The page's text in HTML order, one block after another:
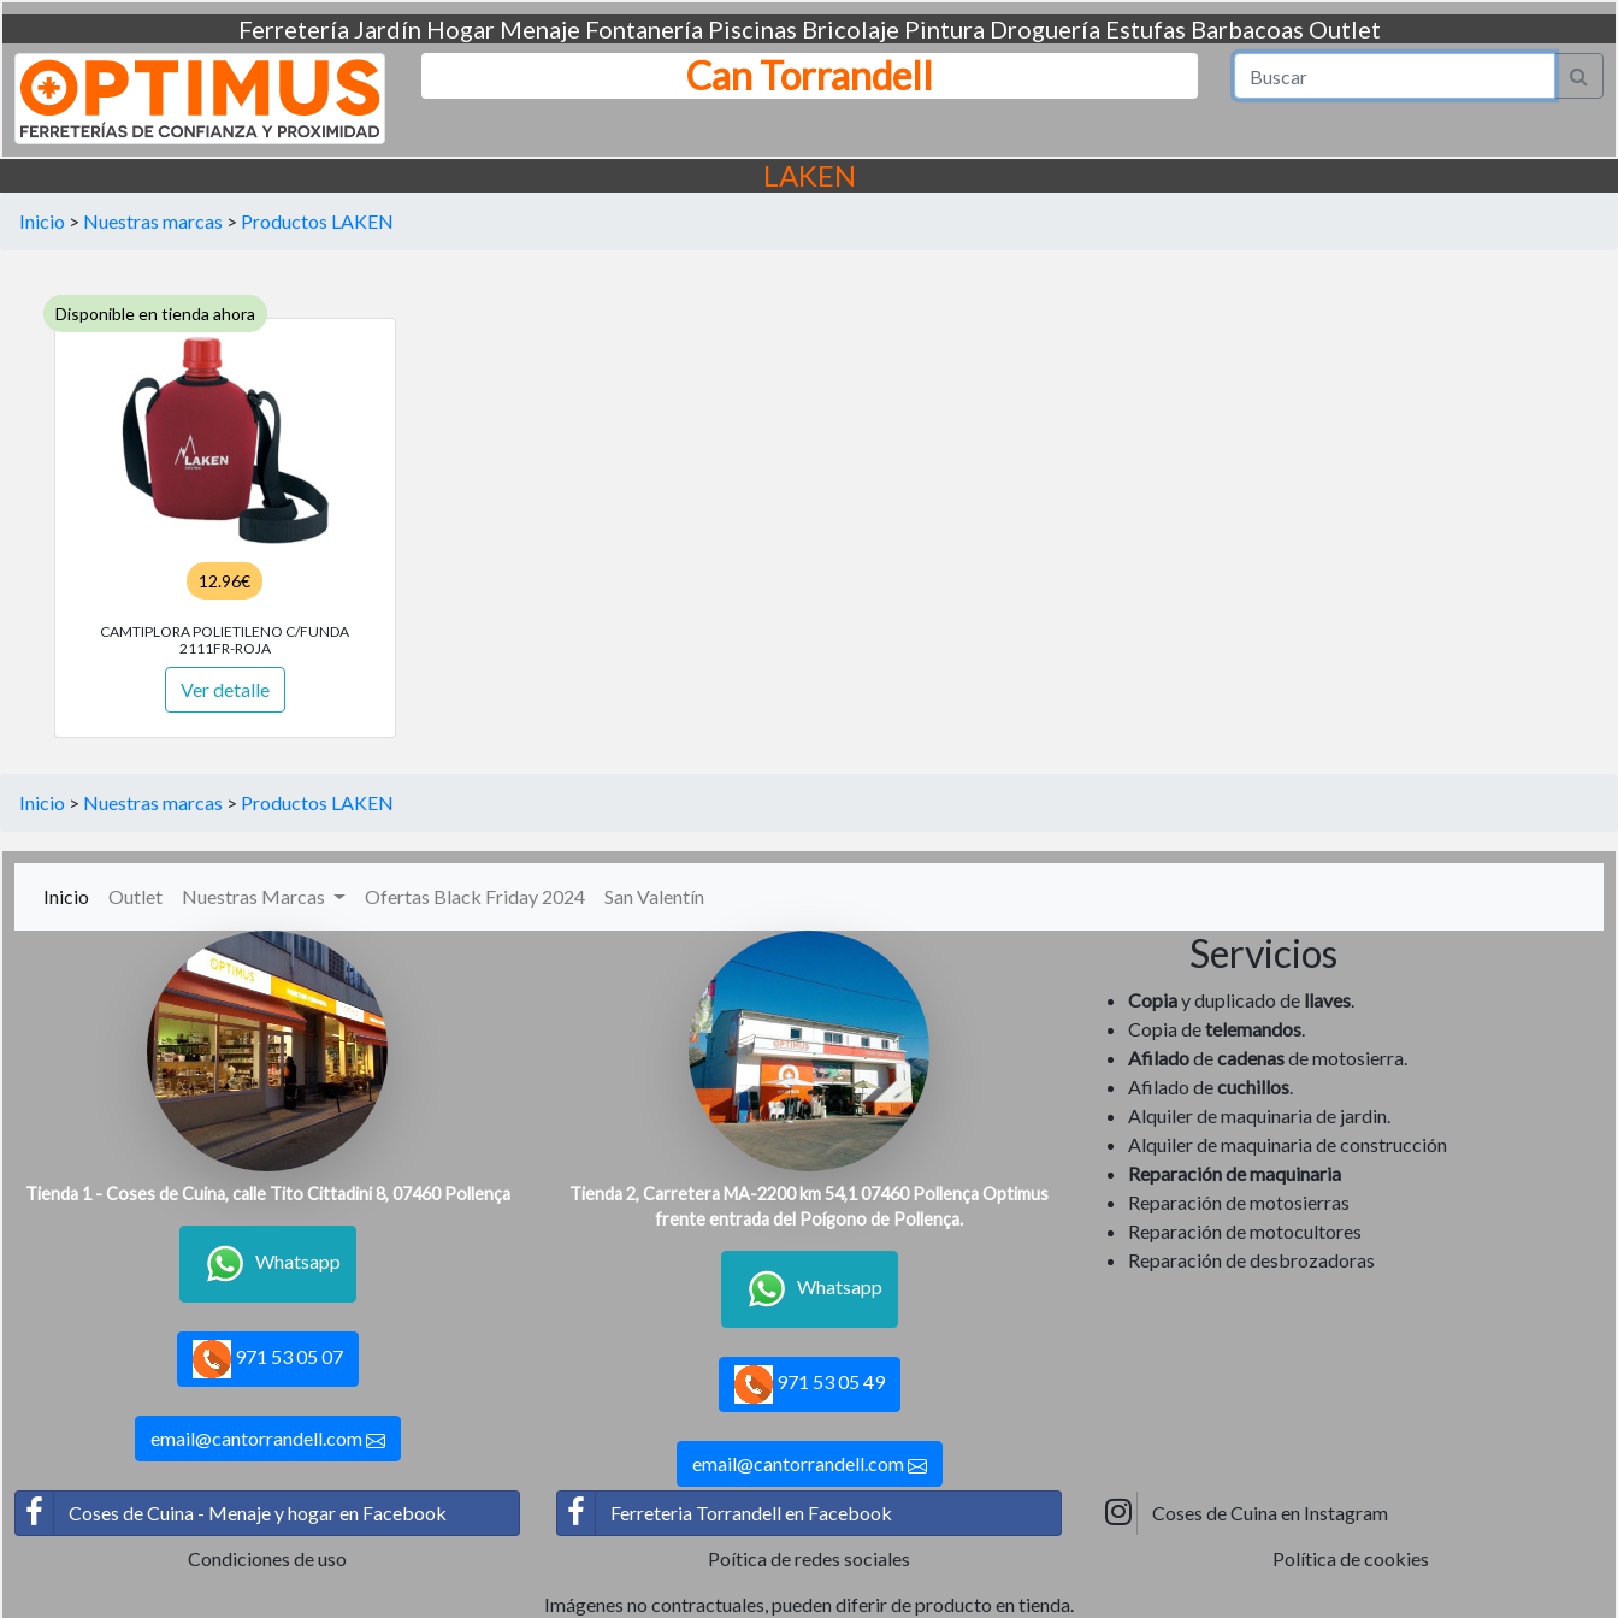
Ferretería Jardín Hogar Menaje Fontanería Piscinas Bricolaje Pintura Droguería Estufas Barbacoas Outlet
Can Torrandell
LAKEN
Inicio > Nuestras marcas > Productos LAKEN
Disponible en tienda ahora
12.96€
CAMTIPLORA POLIETILENO C/FUNDA
2111FR-ROJA
Ver detalle
Inicio > Nuestras marcas > Productos LAKEN
Inicio (current)
Outlet Nuestras Marcas Ofertas Black Friday 2024 San Valentín
Tienda 1 - Coses de Cuina, calle Tito Cittadini 8, 07460 Pollença
Whatsapp
971 53 05 07
email@cantorrandell.com
Tienda 2, Carretera MA-2200 km 54,1 07460 Pollença Optimus
frente entrada del Poígono de Pollença.
Whatsapp
971 53 05 49
email@cantorrandell.com
Servicios
Copiay duplicado de llaves.
Copia detelemandos.
Afiladodecadenasde motosierra.
Afilado decuchillos.
Alquiler de maquinaria de jardin.
Alquiler de maquinaria de construcción
Reparación de maquinaria
Reparación de motosierras
Reparación de motocultores
Reparación de desbrozadoras
Coses de Cuina - Menaje y hogar en Facebook Ferreteria Torrandell en Facebook
Coses de Cuina en Instagram
Condiciones de uso
Poítica de redes sociales
Política de cookies
Imágenes no contractuales, pueden diferir de producto en tienda.